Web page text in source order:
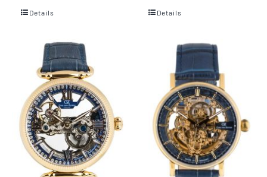
Details Details